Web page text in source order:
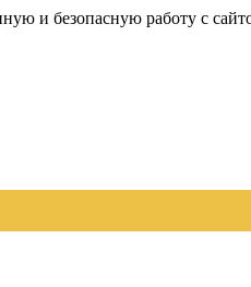
и безопасную работу с